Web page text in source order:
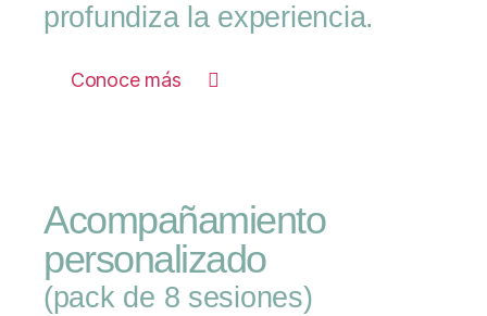
profundiza la experiencia.
Conoce más
Acompañamiento
personalizado
(pack de 8 sesiones)